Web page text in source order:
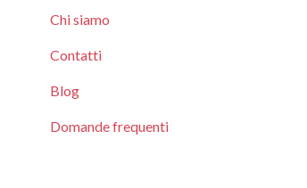
Chi siamo
Contatti
Blog
Domande frequenti